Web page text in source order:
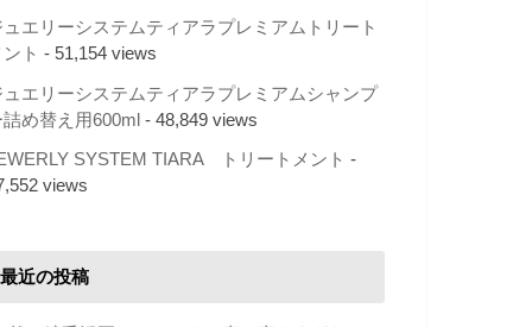
ュエリーシステムティアラプレミアムトリート
ント - 51,154 views
ュエリーシステムティアラプレミアムシャンプ
詰め替え用600ml - 48,849 views
SYSTEM TIARA トリートメント -
views
最近の投稿